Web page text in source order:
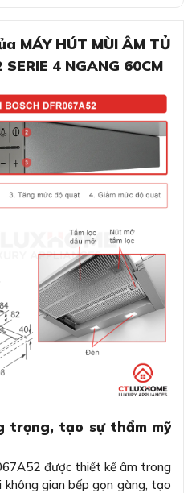
MÁY HÚT MÙI ÂM TỦ
4 NGANG 60CM
trọng, tạo sự thẩm mỹ
được thiết kế âm trong
gian bếp gọn gàng, tạo